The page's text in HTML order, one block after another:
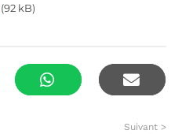
(92 kB)
Suivant >